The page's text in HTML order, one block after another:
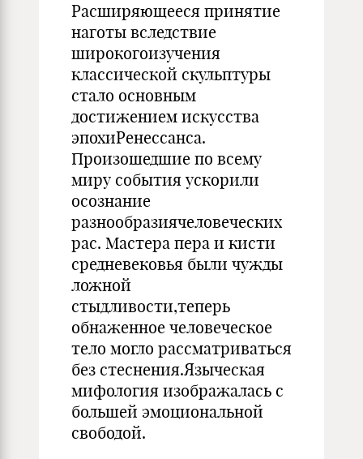
Расширяющееся принятие
наготы вследствие
широкогоизучения
классической скульптуры
стало основным
достижением искусства
эпохиРенессанса.
Произошедшие по всему
миру события ускорили
осознание
разнообразиячеловеческих
рас. Мастера пера и кисти
средневековья были чужды
ложной
стыдливости,теперь
обнаженное человеческое
тело могло рассматриваться
без стеснения.Языческая
мифология изображалась с
большей эмоциональной
свободой.